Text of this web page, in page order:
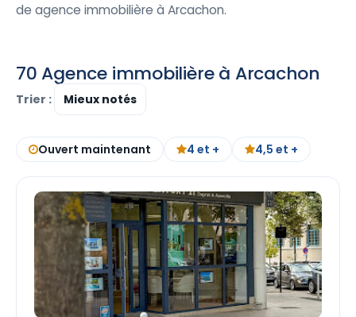
de agence immobilière à Arcachon.
70 Agence immobilière à Arcachon
Trier :
Ouvert maintenant 4 et + 4,5 et +